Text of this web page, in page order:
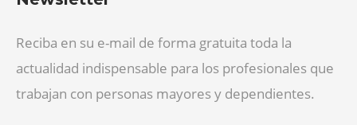
Reciba en su e-mail de forma gratuita toda la
actualidad indispensable para los profesionales que
trabajan con personas mayores y dependientes.